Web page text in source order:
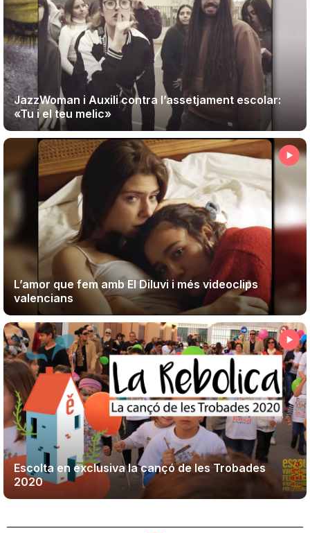
JazzWoman i Auxili contra l’assetjament escolar:
«Tu i el teu melic»
L’amor que fem amb El Diluvi i més videoclips
valencians
Escolta en exclusiva la cançó de les Trobades
2020